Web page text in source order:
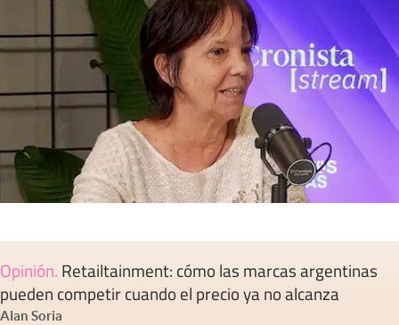
Opinión. Retailtainment: cómo las marcas argentinas
pueden competir cuando el precio ya no alcanza
Alan Soria